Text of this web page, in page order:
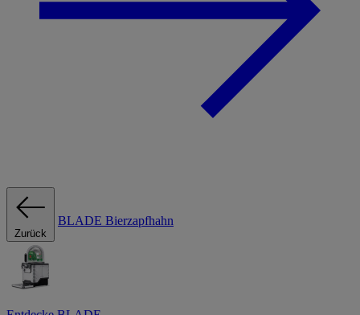
Zurück
BLADE Bierzapfhahn